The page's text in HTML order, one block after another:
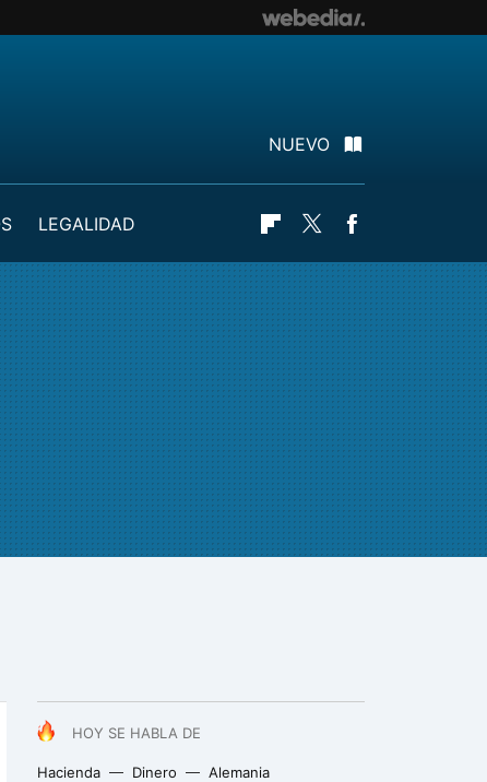
NUEVO
LEGALIDAD
Flipboard
Twitter
HOY SE HABLA DE
Hacienda Dinero Alemania